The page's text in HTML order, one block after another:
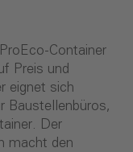
Container
Preis und
eignet sich
Baustellenbüros,
Der
macht den